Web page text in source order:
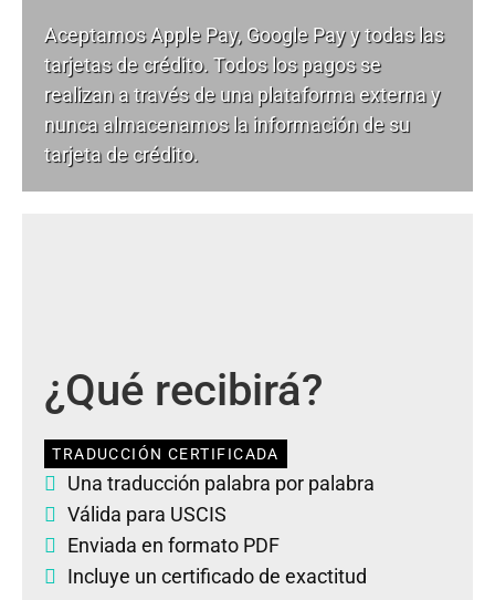
Aceptamos Apple Pay, Google Pay y todas las
tarjetas de crédito. Todos los pagos se
realizan a través de una plataforma externa y
nunca almacenamos la información de su
tarjeta de crédito.
¿Qué recibirá?
TRADUCCIÓN CERTIFICADA
Una traducción palabra por palabra
Válida para USCIS
Enviada en formato PDF
Incluye un certificado de exactitud